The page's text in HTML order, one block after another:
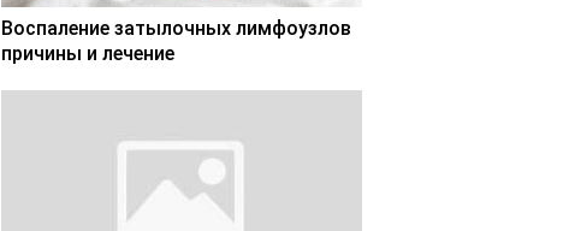
Воспаление затылочных лимфоузлов
причины и лечение